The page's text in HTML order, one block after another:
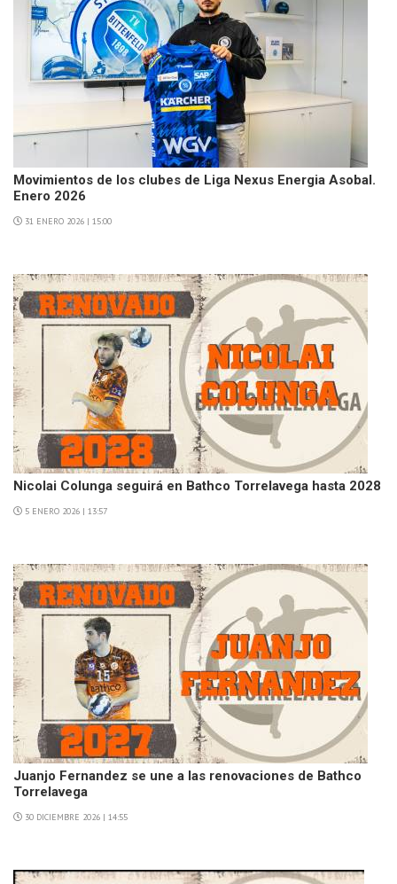
Movimientos de los clubes de Liga Nexus Energia Asobal.
Enero 2026
31 ENERO 2026 | 15:00
Nicolai Colunga seguirá en Bathco Torrelavega hasta 2028
5 ENERO 2026 | 13:57
Juanjo Fernandez se une a las renovaciones de Bathco
Torrelavega
30 DICIEMBRE 2026 | 14:55